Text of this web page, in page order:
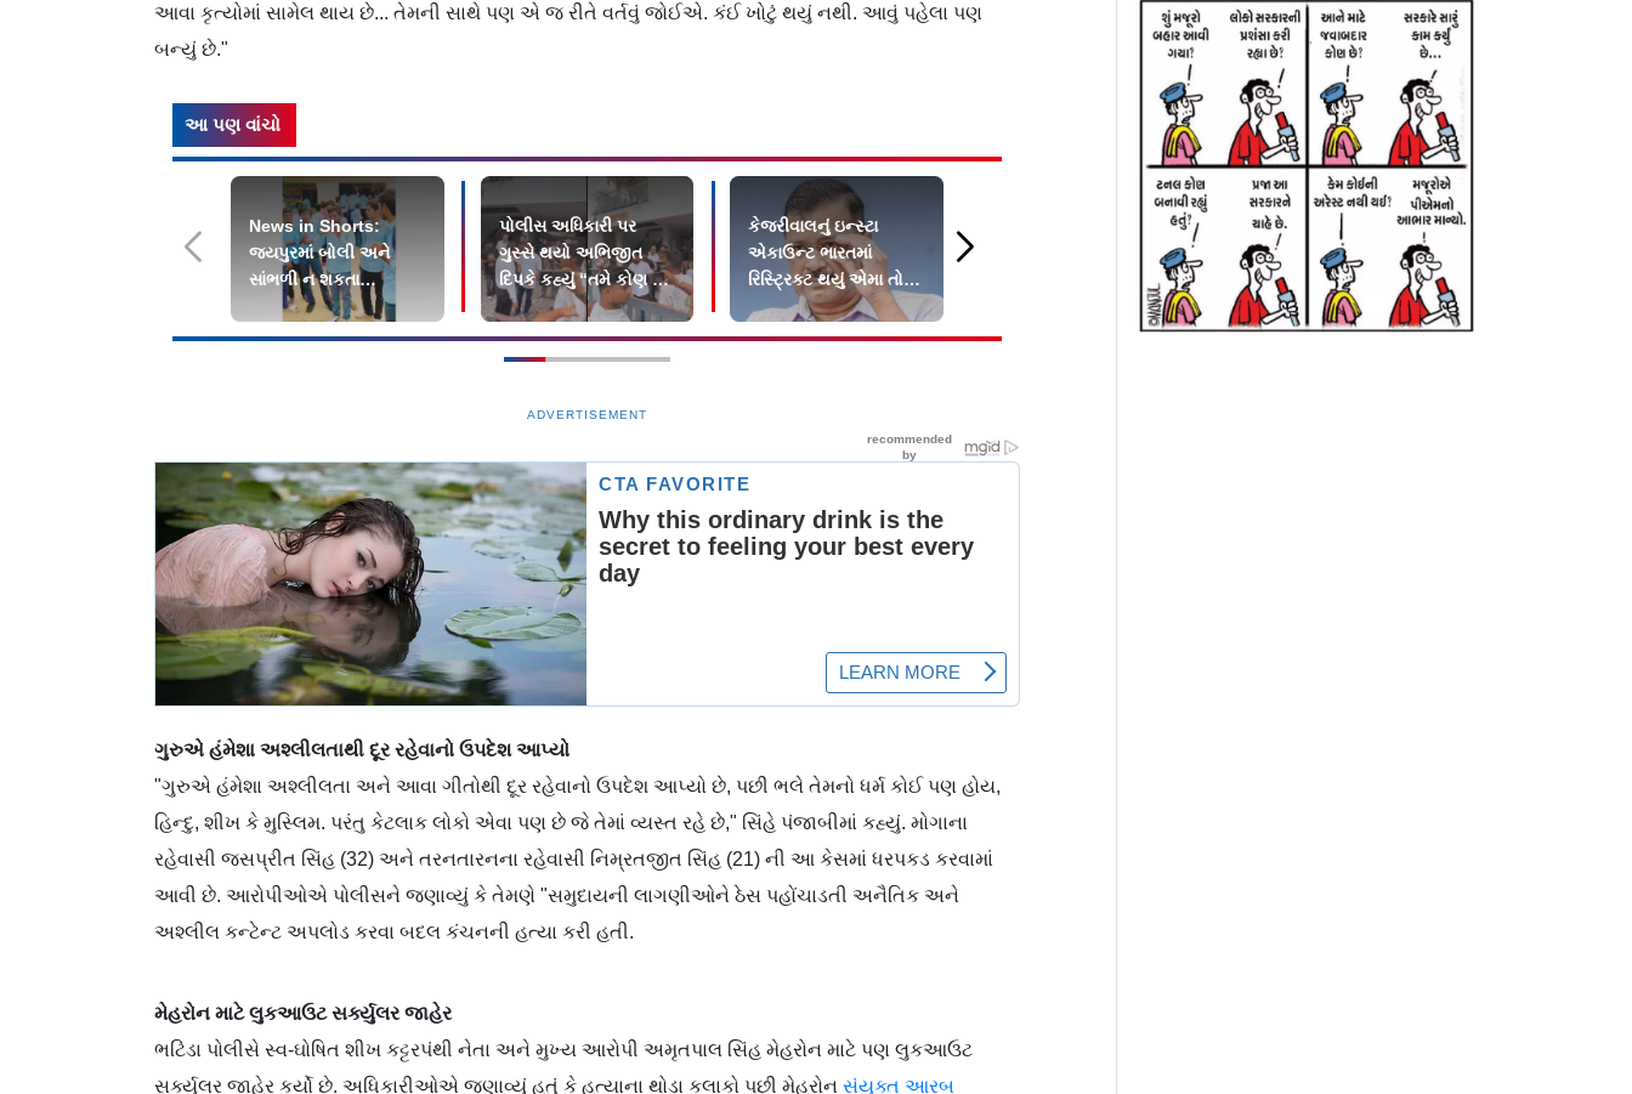
આવા કૃત્યોમાં સામેલ થાય છે... તેમની સાથે પણ એ જ રીતે વર્તવું જોઈએ. કંઈ ખોટું થયું નથી. આવું પહેલા પણ
બન્યું છે."
આ પણ વાંચો
News in Shorts:
જયપુરમાં બોલી અને
સાંભળી ન શકતા
સ્ટુડન્ટ્સનું આંદોલન
પોલીસ અધિકારી પર
ગુસ્સે થયો અભિજીત
દિપકે કહ્યું “તમે કોણ છો
મને કહેવાવાળા…”
કેજરીવાલનું ઇન્સ્ટા
એકાઉન્ટ ભારતમાં
રિસ્ટ્રિક્ટ થયું એમા તો
PM મોદીને સંભળાવ્યું
સરકાર ધ્રુવ રાઠીના
વીડિયો ખસેડવા પર 15
દિવસમાં લે નિર્ણય- દિલ્હી
HCનો આદેશ
ADVERTISEMENT
ગુરુએ હંમેશા અશ્લીલતાથી દૂર રહેવાનો ઉપદેશ આપ્યો
"ગુરુએ હંમેશા અશ્લીલતા અને આવા ગીતોથી દૂર રહેવાનો ઉપદેશ આપ્યો છે, પછી ભલે તેમનો ધર્મ કોઈ પણ હોય,
હિન્દુ, શીખ કે મુસ્લિમ. પરંતુ કેટલાક લોકો એવા પણ છે જે તેમાં વ્યસ્ત રહે છે," સિંહે પંજાબીમાં કહ્યું. મોગાના
રહેવાસી જસપ્રીત સિંહ (32) અને તરનતારનના રહેવાસી નિમ્રતજીત સિંહ (21) ની આ કેસમાં ધરપકડ કરવામાં
આવી છે. આરોપીઓએ પોલીસને જણાવ્યું કે તેમણે "સમુદાયની લાગણીઓને ઠેસ પહોંચાડતી અનૈતિક અને
અશ્લીલ કન્ટેન્ટ અપલોડ કરવા બદલ કંચનની હત્યા કરી હતી.
મેહરોન માટે લુકઆઉટ સર્ક્યુલર જાહેર
ભટિંડા પોલીસે સ્વ-ઘોષિત શીખ કટ્ટરપંથી નેતા અને મુખ્ય આરોપી અમૃતપાલ સિંહ મેહરોન માટે પણ લુકઆઉટ
સર્ક્યુલર જાહેર કર્યો છે. અધિકારીઓએ જણાવ્યું હતું કે હત્યાના થોડા કલાકો પછી મેહરોન સંયુક્ત આરબ